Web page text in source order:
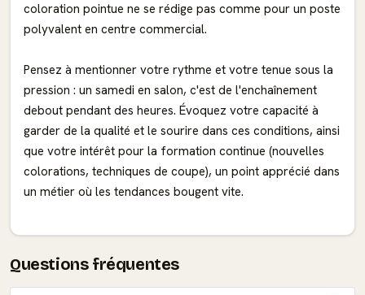
coloration pointue ne se rédige pas comme pour un poste
polyvalent en centre commercial.
Pensez à mentionner votre rythme et votre tenue sous la
pression : un samedi en salon, c'est de l'enchaînement
debout pendant des heures. Évoquez votre capacité à
garder de la qualité et le sourire dans ces conditions, ainsi
que votre intérêt pour la formation continue (nouvelles
colorations, techniques de coupe), un point apprécié dans
un métier où les tendances bougent vite.
Questions fréquentes